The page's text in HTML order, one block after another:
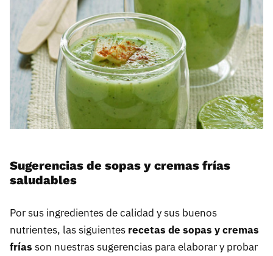
Sugerencias de sopas y cremas frías
saludables
Por sus ingredientes de calidad y sus buenos
nutrientes, las siguientes recetas de sopas y cremas
frías son nuestras sugerencias para elaborar y probar